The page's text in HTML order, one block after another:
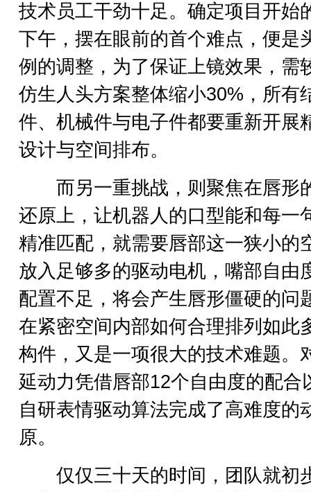
技术员工干劲十足。确定项目开始
下午，摆在眼前的首个难点，便是
例的调整，为了保证上镜效果，需
仿生人头方案整体缩小30%，所有
件、机械件与电子件都要重新开展
设计与空间排布。
而另一重挑战，则聚焦在唇形
还原上，让机器人的口型能和每一
精准匹配，就需要唇部这一狭小的
放入足够多的驱动电机，嘴部自由
配置不足，将会产生唇形僵硬的问
在紧密空间内部如何合理排列如此
构件，又是一项很大的技术难题。
延动力凭借唇部12个自由度的配合
自研表情驱动算法完成了高难度的
原。
仅仅三十天的时间，团队就初